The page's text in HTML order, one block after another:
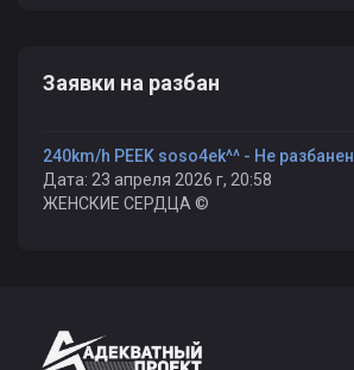
Заявки на разбан
240km/h PEEK soso4ek^^ - Не разбанен
Дата: 23 апреля 2026 г, 20:58
ЖЕНСКИЕ СЕРДЦА ©